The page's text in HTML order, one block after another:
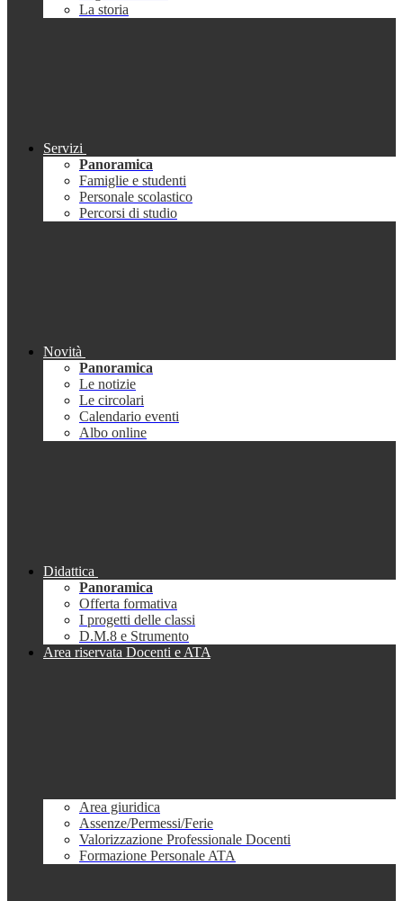
La storia
Servizi
Panoramica
Famiglie e studenti
Personale scolastico
Percorsi di studio
Novità
Panoramica
Le notizie
Le circolari
Calendario eventi
Albo online
Didattica
Panoramica
Offerta formativa
I progetti delle classi
D.M.8 e Strumento
Area riservata Docenti e ATA
Area giuridica
Assenze/Permessi/Ferie
Valorizzazione Professionale Docenti
Formazione Personale ATA